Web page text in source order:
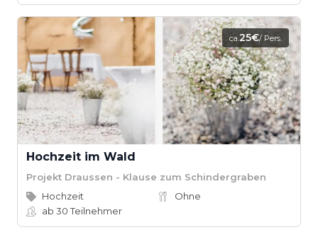
ca.25€/ Pers.
Hochzeit im Wald
Projekt Draussen - Klause zum Schindergraben
Hochzeit
Ohne
ab 30Teilnehmer